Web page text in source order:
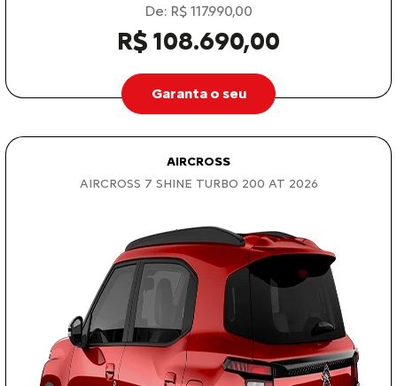
De: R$ 117.990,00
R$ 108.690,00
Garanta o seu
AIRCROSS
AIRCROSS 7 SHINE TURBO 200 AT 2026